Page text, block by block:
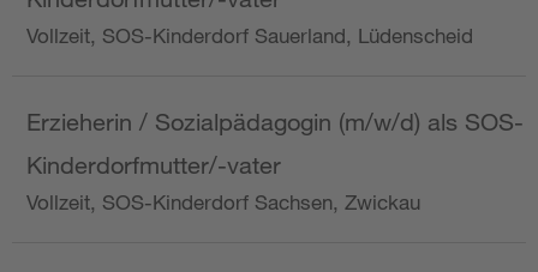
Vollzeit, SOS-Kinderdorf Sauerland, Lüdenscheid
Erzieherin / Sozialpädagogin (m/w/d) als SOS-
Kinderdorfmutter/-vater
Vollzeit, SOS-Kinderdorf Sachsen, Zwickau